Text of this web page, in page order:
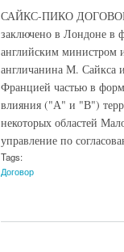
САЙКС-ПИКО ДОГОВОР
заключено в Лондоне в
английским министром
англичанина М. Сайкса
Францией частью в
влияния ("А" и "В")
некоторых областей
управление по
Tags:
Договор